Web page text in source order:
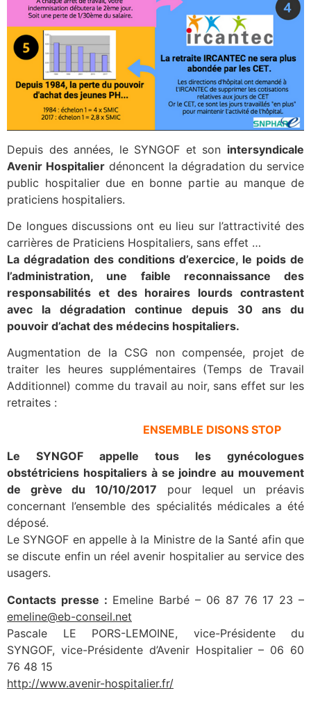
Depuis des années, le SYNGOF et son intersyndicale
Avenir Hospitalierdénoncent la dégradation du service
public hospitalier due en bonne partie au manque de
praticiens hospitaliers.
De longues discussions ont eu lieu sur l’attractivité des
carrières de Praticiens Hospitaliers, sans effet …
La dégradation des conditions d’exercice, le poids de
l’administration, une faible reconnaissance des
responsabilités et des horaires lourds contrastent
avec la dégradation continue depuis 30 ans du
pouvoir d’achat des médecins hospitaliers.
Augmentation de la CSG non compensée, projet de
traiter les heures supplémentaires (Temps de Travail
Additionnel) comme du travail au noir, sans effet sur les
retraites :
ENSEMBLE DISONS STOP
Le SYNGOF appelle tous les gynécologues
obstétriciens hospitaliers à se joindre au mouvement
de grève du 10/10/2017 pour lequel un préavis
concernant l’ensemble des spécialités médicales a été
déposé.
Le SYNGOF en appelle à la Ministre de la Santé afin que
se discute enfin un réel avenir hospitalier au service des
usagers.
Contacts presse : Emeline Barbé – 06 87 76 17 23 –
emeline@eb-conseil.net
Pascale LE PORS-LEMOINE, vice-Présidente du
SYNGOF, vice-Présidente d’Avenir Hospitalier – 06 60
76 48 15
http://www.avenir-hospitalier.fr/